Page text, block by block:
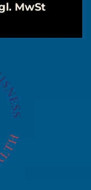
MwSt